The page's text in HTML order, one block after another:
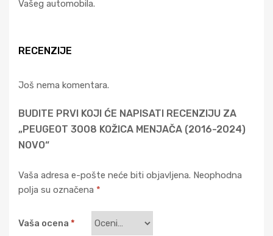
Vašeg automobila.
RECENZIJE
Još nema komentara.
BUDITE PRVI KOJI ĆE NAPISATI RECENZIJU ZA
„PEUGEOT 3008 KOŽICA MENJAČA (2016-2024)
NOVO“
Vaša adresa e-pošte neće biti objavljena. Neophodna
polja su označena *
Vaša ocena *